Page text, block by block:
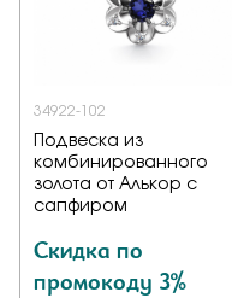
34922-102
Подвеска из
комбинированного
золота от Алькор с
сапфиром
Скидка по
промокоду 3%
Заказать
Подтверждаю, что я
политики